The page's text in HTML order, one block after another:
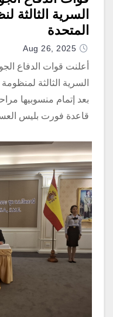
السرية الثالثة
المتحدة
Aug 26, 2025
أعلنت قوات الدفاع
السرية الثالثة
بعد إتمام منسوبيها
قاعدة فورت بليس